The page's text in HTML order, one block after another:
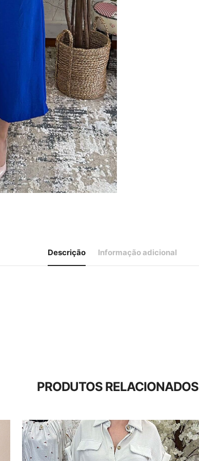
Descrição Informação adicional
PRODUTOS RELACIONADOS